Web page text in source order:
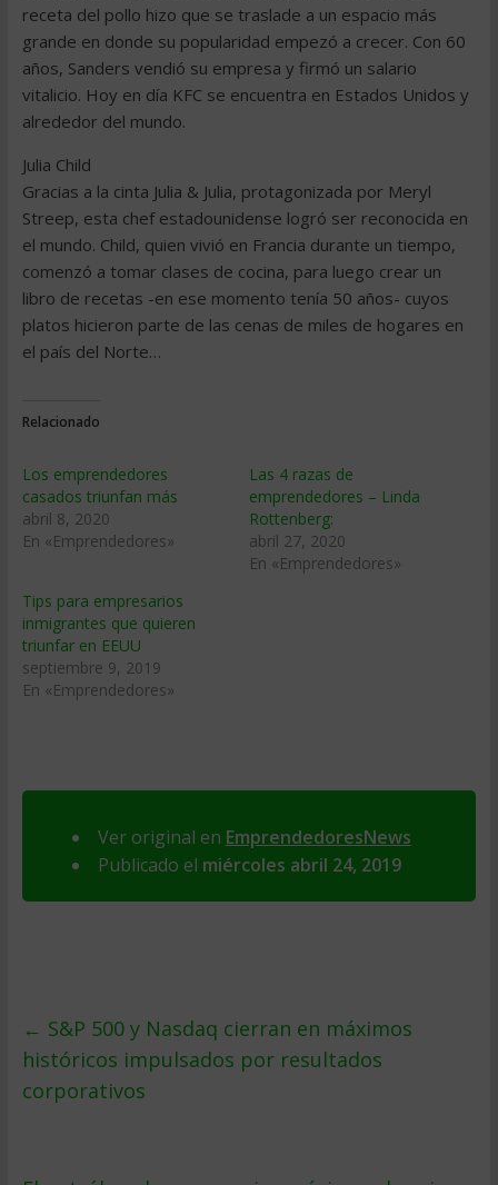
receta del pollo hizo que se traslade a un espacio más
grande en donde su popularidad empezó a crecer. Con 60
años, Sanders vendió su empresa y firmó un salario
vitalicio. Hoy en día KFC se encuentra en Estados Unidos y
alrededor del mundo.
Julia Child
Gracias a la cinta Julia & Julia, protagonizada por Meryl
Streep, esta chef estadounidense logró ser reconocida en
el mundo. Child, quien vivió en Francia durante un tiempo,
comenzó a tomar clases de cocina, para luego crear un
libro de recetas -en ese momento tenía 50 años- cuyos
platos hicieron parte de las cenas de miles de hogares en
el país del Norte…
Relacionado
Los emprendedores
casados triunfan más
abril 8, 2020
En «Emprendedores»
Las 4 razas de
emprendedores – Linda
Rottenberg:
abril 27, 2020
En «Emprendedores»
Tips para empresarios
inmigrantes que quieren
triunfar en EEUU
septiembre 9, 2019
En «Emprendedores»
Ver original en EmprendedoresNews
Publicado el miércoles abril 24, 2019
← S&P 500 y Nasdaq cierran en máximos
históricos impulsados por resultados
corporativos